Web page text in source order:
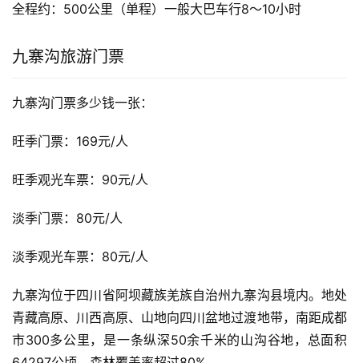
全程约：500公里（单程）一般大巴车行8～10小时
九寨沟旅游门票
九寨沟门票多少钱一张：
旺季门票：169元/人
旺季观光车票：90元/人
淡季门票：80元/人
淡季观光车票：80元/人
九寨沟位于四川省阿坝藏族羌族自治州九寨沟县境内。地处
青藏高原、川西高原、山地向四川盆地过渡地带，南距成都
市300多公里，是一条纵深50余千米的山沟谷地，总面积